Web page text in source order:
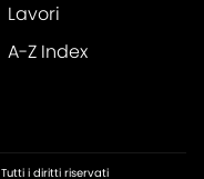
Lavori
A-Z Index
Tutti i diritti riservati